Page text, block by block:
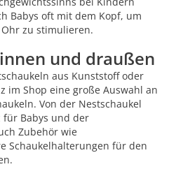
Babys oft mit dem Kopf, um
zu stimulieren.
und draußen
aus Kunststoff oder
im Shop eine große Auswahl an
Von der Nestschaukel
für Babys und der
Zubehör wie
Schaukelhalterungen für den